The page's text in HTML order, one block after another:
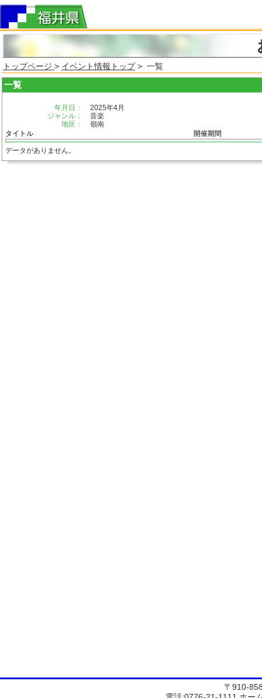
トップページ > イベント情報トップ> 一覧
一覧
年月日：
2025年4月
ジャンル：
音楽
地区：
嶺南
タイトル
開催期間
データがありません。
〒910-